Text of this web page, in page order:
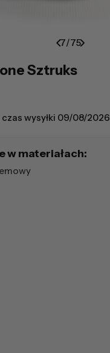
7/75
Sztruks
wysyłki 09/08/
w materiałach: